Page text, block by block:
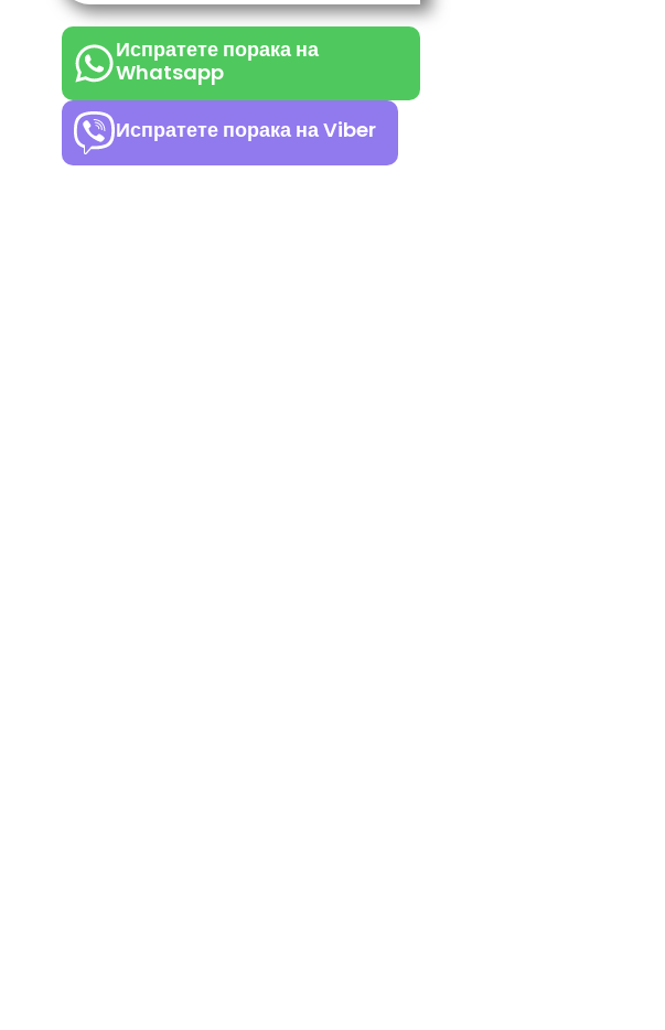
Испратете порака на
Whatsapp
Испратете порака на Viber